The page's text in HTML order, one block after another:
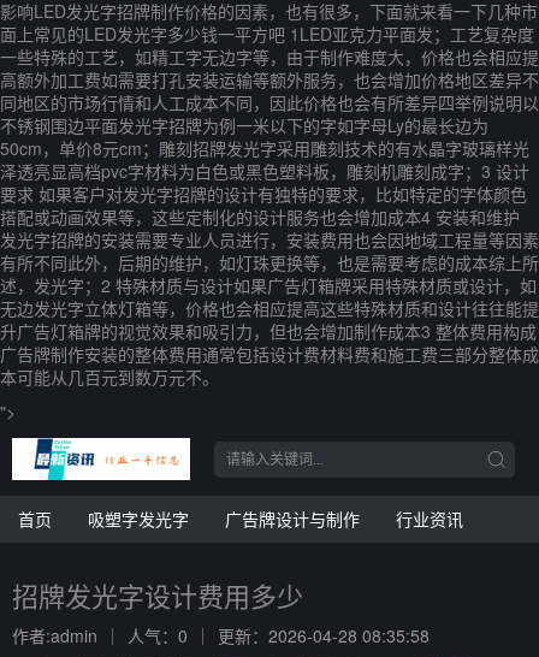
影响LED发光字招牌制作价格的因素，也有很多，下面就来看一下几种市
面上常见的LED发光字多少钱一平方吧 1LED亚克力平面发；工艺复杂度
一些特殊的工艺，如精工字无边字等，由于制作难度大，价格也会相应提
高额外加工费如需要打孔安装运输等额外服务，也会增加价格地区差异不
同地区的市场行情和人工成本不同，因此价格也会有所差异四举例说明以
不锈钢围边平面发光字招牌为例一米以下的字如字母Ly的最长边为
50cm，单价8元cm；雕刻招牌发光字采用雕刻技术的有水晶字玻璃样光
泽透亮显高档pvc字材料为白色或黑色塑料板，雕刻机雕刻成字；3 设计
要求 如果客户对发光字招牌的设计有独特的要求，比如特定的字体颜色
搭配或动画效果等，这些定制化的设计服务也会增加成本4 安装和维护
发光字招牌的安装需要专业人员进行，安装费用也会因地域工程量等因素
有所不同此外，后期的维护，如灯珠更换等，也是需要考虑的成本综上所
述，发光字；2 特殊材质与设计如果广告灯箱牌采用特殊材质或设计，如
无边发光字立体灯箱等，价格也会相应提高这些特殊材质和设计往往能提
升广告灯箱牌的视觉效果和吸引力，但也会增加制作成本3 整体费用构成
广告牌制作安装的整体费用通常包括设计费材料费和施工费三部分整体成
本可能从几百元到数万元不。
">
首页 吸塑字发光字 广告牌设计与制作 行业资讯
招牌发光字设计费用多少
作者:admin 人气：0
更新：2026-04-28 08:35:58